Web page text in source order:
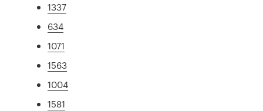
1337
634
1071
1563
1004
1581